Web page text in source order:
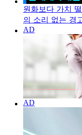
원화보다 가치
의 소리 없는 경